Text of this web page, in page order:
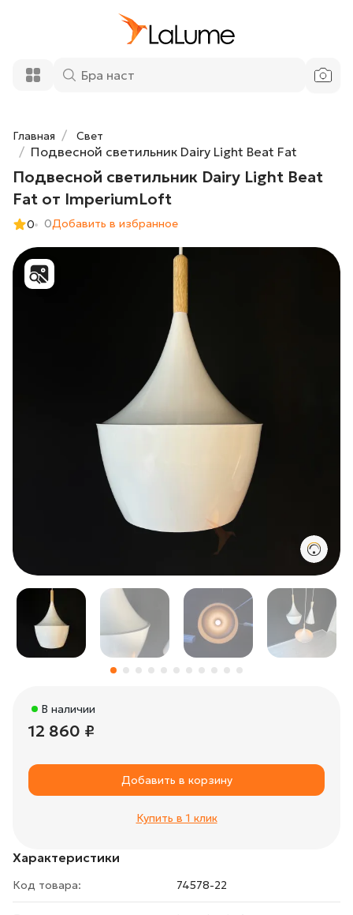
Главная Свет
Подвесной светильник Dairy Light Beat Fat
Подвесной светильник Dairy Light Beat
Fat от ImperiumLoft
0 0Добавить в избранное
Характеристики
Код товара: 74578-22
В наличии
12 860 ₽
Добавить в корзину
Купить в 1 клик
Fat от ImperiumLoft